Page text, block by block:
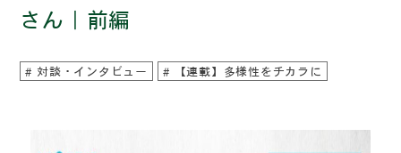
さん｜前編
対談・インタビュー 【連載】多様性をチカラに